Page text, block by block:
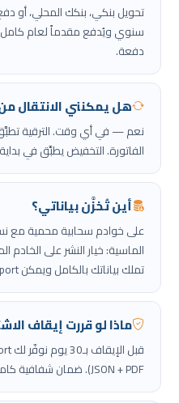
تحويل بنكي، بنكك المحلي، أو
سنوي ويُدفع مقدماً لعام كامل.
دفعة.
هل يمكنني الانتقال
نعم — في أي وقت. الترقية
الفاتورة. التخفيض يطبَّق في بداية
أين تُخزَّن بياناتي؟
على خوادم سحابية محمية مع
تملك بياناتك بالكامل ويمكن exportها في أي وقت.
ماذا لو قررت إيقاف
JSON + PDF). ضمان شفافية كامل — بياناتك ملك لك دائماً.